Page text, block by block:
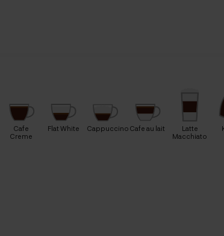
Cafe
Creme
Flat White Cappuccino Cafe au lait
Latte
Macchiato